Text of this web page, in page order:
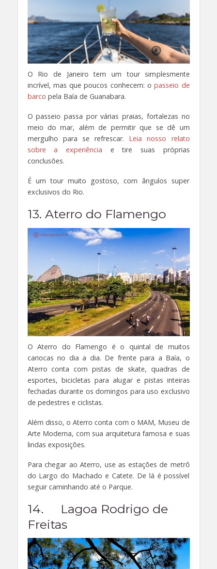
O Rio de Janeiro tem um tour simplesmente
incrível, mas que poucos conhecem: opasseio de
barco pela Baía de Guanabara.
O passeio passa por várias praias, fortalezas no
meio do mar, além de permitir que se dê um
mergulho para se refrescar. Leia nosso relato
sobre a experiência e tire suas próprias
conclusões.
É um tour muito gostoso, com ângulos super
exclusivos do Rio.
13. Aterro do Flamengo
O Aterro do Flamengo é o quintal de muitos
cariocas no dia a dia. De frente para a Baía, o
Aterro conta com pistas de skate, quadras de
esportes, bicicletas para alugar e pistas inteiras
fechadas durante os domingos para uso exclusivo
de pedestres e ciclistas.
Além disso, o Aterro conta com o MAM, Museu de
Arte Moderna, com sua arquitetura famosa e suas
lindas exposições.
Para chegar ao Aterro, use as estações de metrô
do Largo do Machado e Catete. De lá é possível
seguir caminhando até o Parque.
14. Lagoa Rodrigo de
Freitas